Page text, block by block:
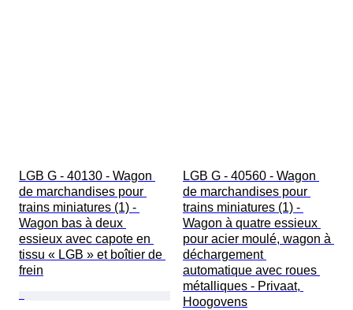
LGB G - 40130 - Wagon
de marchandises pour
trains miniatures (1) -
Wagon bas à deux
essieux avec capote en
tissu « LGB » et boîtier de
frein
LGB G - 40560 - Wagon
de marchandises pour
trains miniatures (1) -
Wagon à quatre essieux
pour acier moulé, wagon à
déchargement
automatique avec roues
métalliques - Privaat,
Hoogovens